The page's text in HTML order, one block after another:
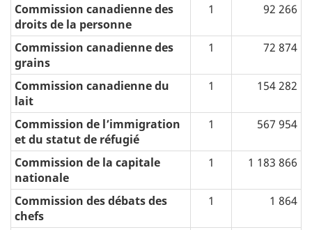
Commission canadienne des
droits de la personne
1 92 266
Commission canadienne des
grains
1 72 874
Commission canadienne du
lait
1 154 282
Commission de l’immigration
et du statut de réfugié
1 567 954
Commission de la capitale
nationale
1 1 183 866
Commission des débats des
chefs
1 1 864